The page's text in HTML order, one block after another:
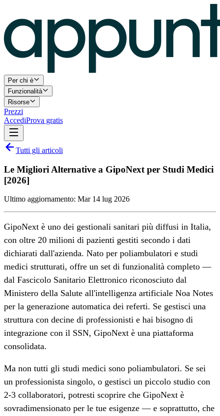
Per chi è
Funzionalità
Risorse
Prezzi
AccediProva gratis
Tutti gli articoli
Le Migliori Alternative a GipoNext per Studi Medici
[2026]
Ultimo aggiornamento: Mar 14 lug 2026
GipoNext è uno dei gestionali sanitari più diffusi in Italia,
con oltre 20 milioni di pazienti gestiti secondo i dati
dichiarati dall'azienda. Nato per poliambulatori e studi
medici strutturati, offre un set di funzionalità completo —
dal Fascicolo Sanitario Elettronico riconosciuto dal
Ministero della Salute all'intelligenza artificiale Noa Notes
per la generazione automatica dei referti. Se gestisci una
struttura con decine di professionisti e hai bisogno di
integrazione con il SSN, GipoNext è una piattaforma
consolidata.
Ma non tutti gli studi medici sono poliambulatori. Se sei
un professionista singolo, o gestisci un piccolo studio con
2-3 collaboratori, potresti scoprire che GipoNext è
sovradimensionato per le tue esigenze — e soprattutto, che